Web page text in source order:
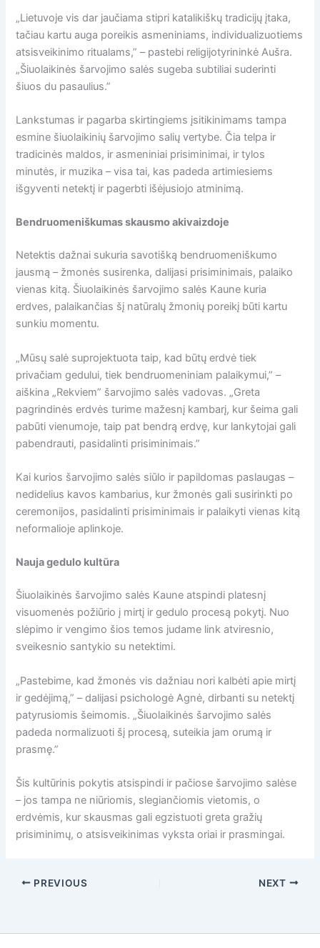
„Lietuvoje vis dar jaučiama stipri katalikiškų tradicijų įtaka,
tačiau kartu auga poreikis asmeniniams, individualizuotiems
atsisveikinimo ritualams,” – pastebi religijotyrininkė Aušra.
„Šiuolaikinės šarvojimo salės sugeba subtiliai suderinti
šiuos du pasaulius.”
Lankstumas ir pagarba skirtingiems įsitikinimams tampa
esmine šiuolaikinių šarvojimo salių vertybe. Čia telpa ir
tradicinės maldos, ir asmeniniai prisiminimai, ir tylos
minutės, ir muzika – visa tai, kas padeda artimiesiems
išgyventi netektį ir pagerbti išėjusiojo atminimą.
Bendruomeniškumas skausmo akivaizdoje
Netektis dažnai sukuria savotišką bendruomeniškumo
jausmą – žmonės susirenka, dalijasi prisiminimais, palaiko
vienas kitą. Šiuolaikinės šarvojimo salės Kaune kuria
erdves, palaikančias šį natūralų žmonių poreikį būti kartu
sunkiu momentu.
„Mūsų salė suprojektuota taip, kad būtų erdvė tiek
privačiam gedului, tiek bendruomeniniam palaikymui,” –
aiškina „Rekviem” šarvojimo salės vadovas. „Greta
pagrindinės erdvės turime mažesnį kambarį, kur šeima gali
pabūti vienumoje, taip pat bendrą erdvę, kur lankytojai gali
pabendrauti, pasidalinti prisiminimais.”
Kai kurios šarvojimo salės siūlo ir papildomas paslaugas –
nedidelius kavos kambarius, kur žmonės gali susirinkti po
ceremonijos, pasidalinti prisiminimais ir palaikyti vienas kitą
neformalioje aplinkoje.
Nauja gedulo kultūra
Šiuolaikinės šarvojimo salės Kaune atspindi platesnį
visuomenės požiūrio į mirtį ir gedulo procesą pokytį. Nuo
slėpimo ir vengimo šios temos judame link atviresnio,
sveikesnio santykio su netektimi.
„Pastebime, kad žmonės vis dažniau nori kalbėti apie mirtį
ir gedėjimą,” – dalijasi psichologė Agnė, dirbanti su netektį
patyrusiomis šeimomis. „Šiuolaikinės šarvojimo salės
padeda normalizuoti šį procesą, suteikia jam orumą ir
prasmę.”
Šis kultūrinis pokytis atsispindi ir pačiose šarvojimo salėse
– jos tampa ne niūriomis, slegiančiomis vietomis, o
erdvėmis, kur skausmas gali egzistuoti greta gražių
prisiminimų, o atsisveikinimas vyksta oriai ir prasmingai.
PREVIOUS NEXT